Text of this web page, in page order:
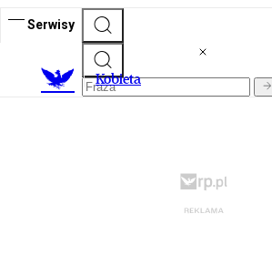
Serwisy
Kobieta